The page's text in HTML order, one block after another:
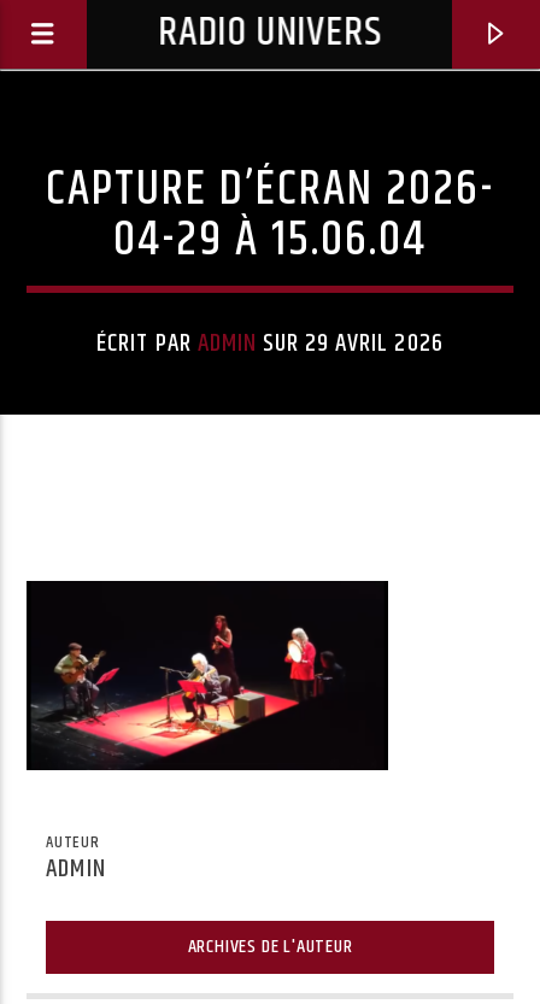
RADIO UNIVERS
Radio Univers
CAPTURE D’ÉCRAN 2026-
04-29 À 15.06.04
ÉCRIT PARADMIN SUR 29 AVRIL 2026
AUTEUR
ADMIN
ARCHIVES DE L'AUTEUR